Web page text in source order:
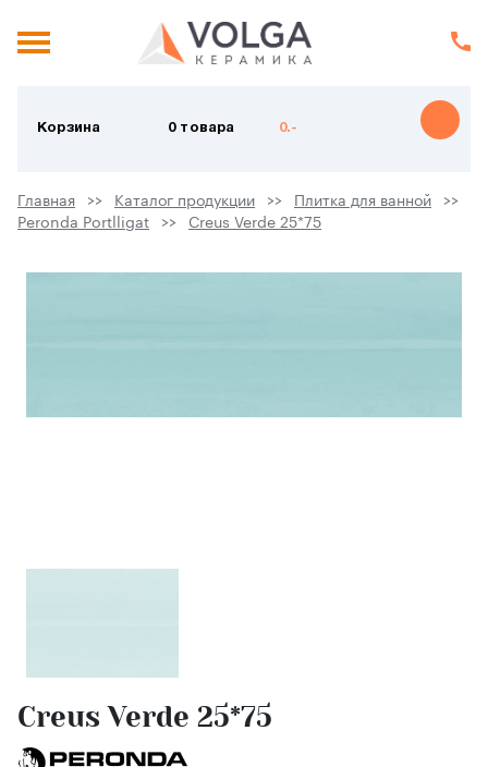
Корзина 0 товара 0.-
Главная Каталог продукции
Плитка для ванной
Peronda Portlligat
Creus Verde 25*75
Creus Verde 25*75